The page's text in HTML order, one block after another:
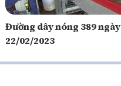
Đường dây nóng 389 ngày
22/02/2023